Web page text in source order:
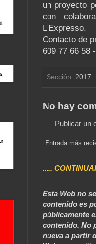
un proyecto
con
L'Expresso.
Contacto de
609 77 66 58
Sección: 2017
No hay
Publicar un
Entrada más
.....
Esta Web no
contenido es
públicamente
contenido. No
nueva a partir